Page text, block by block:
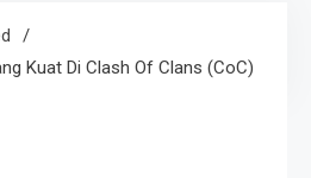
Akurat dan
Kuat Di Clash Of Clans (CoC)